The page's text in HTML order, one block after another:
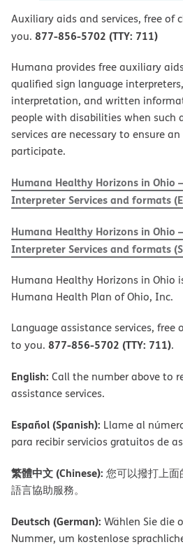
Auxiliary aids and services, free of
you. 877-856-5702 (TTY: 711)
Humana provides free auxiliary
qualified sign language
interpretation, and written
people with disabilities when such
services are necessary to ensure
participate.
Humana Healthy Horizons in Ohio
Interpreter Services and formats
Humana Healthy Horizons in Ohio
Interpreter Services and formats
Humana Healthy Horizons in Ohio
Humana Health Plan of Ohio, Inc.
Language assistance services, free
to you. 877-856-5702 (TTY: 711).
English: Call the number above to
assistance services.
Español (Spanish): Llame al
para recibir servicios gratuitos de
繁體中文 (Chinese): 您可以撥打上
語言協助服務。
Deutsch (German): Wählen Sie die
Nummer, um kostenlose